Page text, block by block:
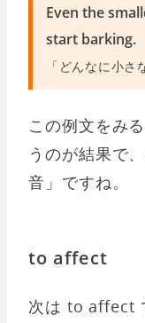
Even the
start barking.
「どんなに小さ
この例文をみ
うのが結果で
音」ですね。
to affect
次は to affect